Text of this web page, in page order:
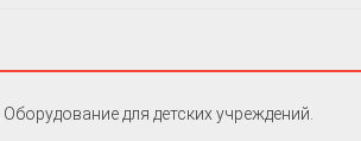
Оборудование для детских учреждений.